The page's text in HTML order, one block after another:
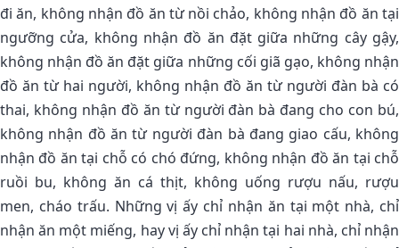
đi ăn, không nhận đồ ăn từ nồi chảo, không nhận đồ ăn tại
ngưỡng cửa, không nhận đồ ăn đặt giữa những cây gậy,
không nhận đồ ăn đặt giữa những cối giã gạo, không nhận
đồ ăn từ hai người, không nhận đồ ăn từ người đàn bà có
thai, không nhận đồ ăn từ người đàn bà đang cho con bú,
không nhận đồ ăn từ người đàn bà đang giao cấu, không
nhận đồ ăn tại chỗ có chó đứng, không nhận đồ ăn tại chỗ
ruồi bu, không ăn cá thịt, không uống rượu nấu, rượu
men, cháo trấu. Những vị ấy chỉ nhận ăn tại một nhà, chỉ
nhận ăn một miếng, hay vị ấy chỉ nhận tại hai nhà, chỉ nhận